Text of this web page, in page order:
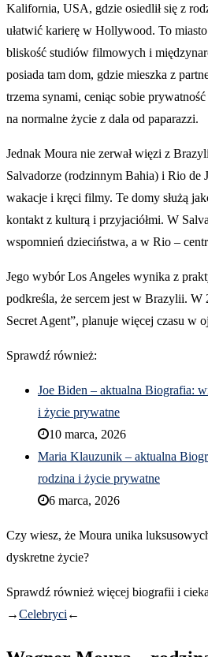
Kalifornia, USA, gdzie osiedlił się z
ułatwić karierę w Hollywood. To miasto
bliskość studiów filmowych i
posiada tam dom, gdzie mieszka z
trzema synami, ceniąc sobie
na normalne życie z dala od paparazzi.
Jednak Moura nie zerwał więzi z
Salvadorze (rodzinnym Bahia) i Rio de
wakacje i kręci filmy. Te domy służą
kontakt z kulturą i przyjaciółmi. W
wspomnień dzieciństwa, a w Rio –
Jego wybór Los Angeles wynika z
podkreśla, że sercem jest w Brazylii. W
Secret Agent”, planuje więcej czasu w
Sprawdź również:
Joe Biden – aktualna Biografia:
i życie prywatne
10 marca, 2026
Maria Klauzunik – aktualna
rodzina i życie prywatne
6 marca, 2026
Czy wiesz, że Moura unika
dyskretne życie?
Sprawdź również więcej biografii i
→Celebryci ←